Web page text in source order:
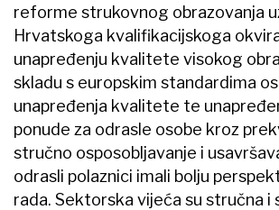
reforme strukovnog obrazovanja
Hrvatskoga kvalifikacijskoga
unapređenju kvalitete visokog
skladu s europskim standardima
unapređenja kvalitete te
ponude za odrasle osobe kroz
stručno osposobljavanje i
odrasli polaznici imali bolju
rada. Sektorska vijeća su stručna i